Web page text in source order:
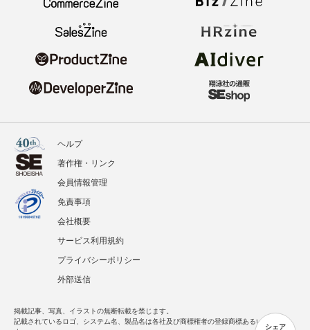
シェア
ヘルプ
著作権・リンク
会員情報管理
免責事項
会社概要
サービス利用規約
プライバシーポリシー
外部送信
掲載記事、写真、イラストの無断転載を禁じます。
記載されているロゴ、システム名、製品名は各社及び商標権者の登録商標あるいは商標で